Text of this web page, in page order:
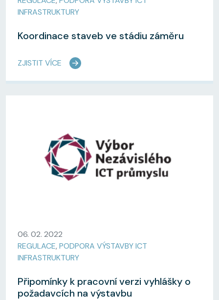
INFRASTRUKTURY
Koordinace staveb ve stádiu záměru
ZJISTIT VÍCE
06. 02. 2022
REGULACE, PODPORA VÝSTAVBY ICT
INFRASTRUKTURY
Připomínky k pracovní verzi vyhlášky o
požadavcích na výstavbu